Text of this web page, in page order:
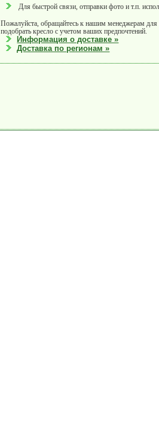
Для быстрой связи, отправки фото и т.п.
Пожалуйста, обращайтесь к нашим менеджерам
подобрать кресло с учетом ваших предпочтений.
Информация о доставке »
Доставка по регионам »